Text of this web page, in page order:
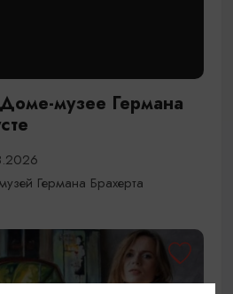
музее Германа
Германа Брахерта